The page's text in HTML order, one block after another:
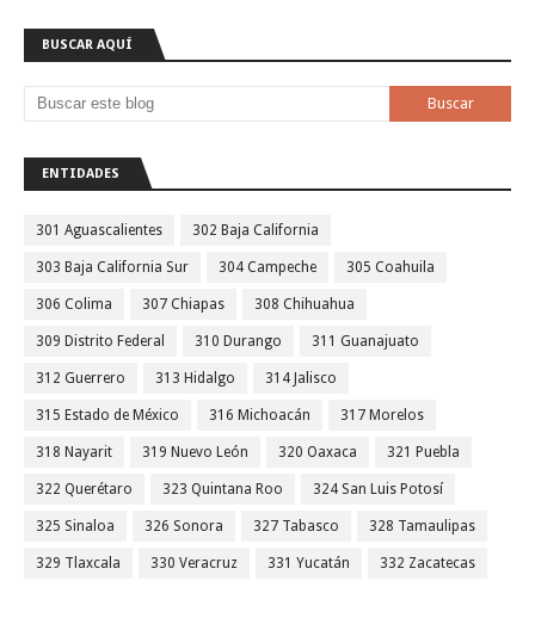
BUSCAR AQUÍ
ENTIDADES
301 Aguascalientes 302 Baja California
303 Baja California Sur 304 Campeche 305 Coahuila
306 Colima 307 Chiapas 308 Chihuahua
309 Distrito Federal 310 Durango 311 Guanajuato
312 Guerrero 313 Hidalgo 314 Jalisco
315 Estado de México 316 Michoacán 317 Morelos
318 Nayarit 319 Nuevo León 320 Oaxaca 321 Puebla
322 Querétaro 323 Quintana Roo 324 San Luis Potosí
325 Sinaloa 326 Sonora 327 Tabasco 328 Tamaulipas
329 Tlaxcala 330 Veracruz 331 Yucatán 332 Zacatecas